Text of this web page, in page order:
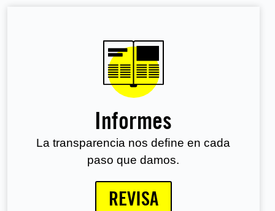
Informes
La transparencia nos deﬁne en cada
paso que damos.
REVISA